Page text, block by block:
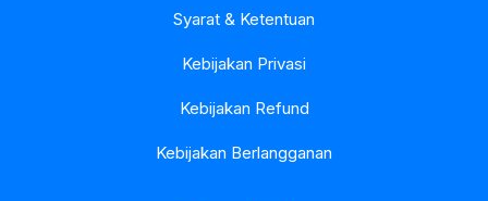
Syarat & Ketentuan
Kebijakan Privasi
Kebijakan Refund
Kebijakan Berlangganan